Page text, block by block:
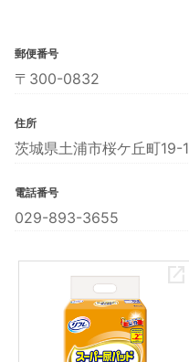
郵便番号
〒300-0832
住所
茨城県土浦市桜ケ丘町19-1
電話番号
029-893-3655